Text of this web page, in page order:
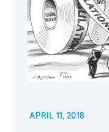
APRIL 11, 2018